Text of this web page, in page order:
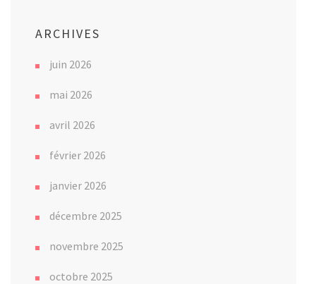
ARCHIVES
juin 2026
mai 2026
avril 2026
février 2026
janvier 2026
décembre 2025
novembre 2025
octobre 2025